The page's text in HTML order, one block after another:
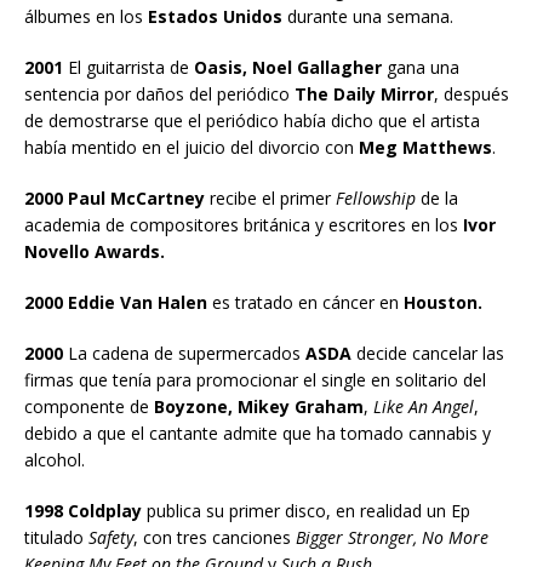
álbumes en los Estados Unidos durante una semana.
2001 El guitarrista de Oasis, Noel Gallagher gana una
sentencia por daños del periódico The Daily Mirror, después
de demostrarse que el periódico había dicho que el artista
había mentido en el juicio del divorcio con Meg Matthews.
2000 Paul McCartney recibe el primer Fellowship de la
academia de compositores británica y escritores en los Ivor
Novello Awards.
2000 Eddie Van Halen es tratado en cáncer en Houston.
2000 La cadena de supermercados ASDA decide cancelar las
firmas que tenía para promocionar el single en solitario del
componente de Boyzone, Mikey Graham, Like An Angel,
debido a que el cantante admite que ha tomado cannabis y
alcohol.
1998 Coldplay publica su primer disco, en realidad un Ep
titulado Safety, con tres canciones Bigger Stronger, No More